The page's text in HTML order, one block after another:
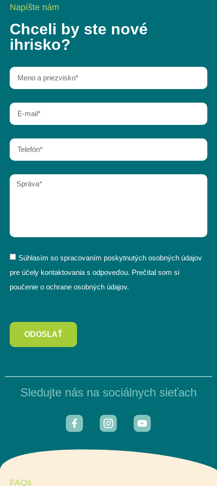
Napíšte nám
Chceli by ste nové
ihrisko?
Súhlasím so spracovaním poskytnutých osobných údajov
pre účely kontaktovania s odpoveďou. Prečítal som si
poučenie o ochrane osobných údajov.
ODOSLAŤ
Sledujte nás na sociálnych sieťach
FAQs